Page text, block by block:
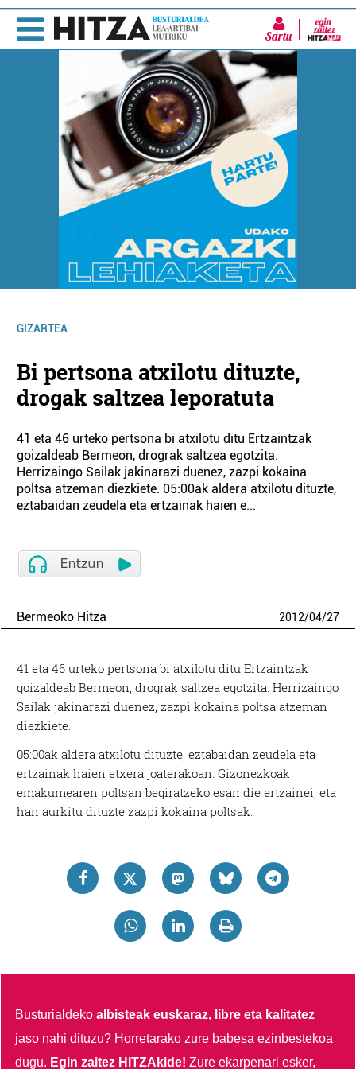
Sartu
GIZARTEA
Bi pertsona atxilotu dituzte,
drogak saltzea leporatuta
41 eta 46 urteko pertsona bi atxilotu ditu Ertzaintzak
goizaldeab Bermeon, drograk saltzea egotzita.
Herrizaingo Sailak jakinarazi duenez, zazpi kokaina
poltsa atzeman diezkiete. 05:00ak aldera atxilotu dituzte,
eztabaidan zeudela eta ertzainak haien e...
Bermeoko Hitza 2012/04/27
41 eta 46 urteko pertsona bi atxilotu ditu Ertzaintzak
goizaldeab Bermeon, drograk saltzea egotzita. Herrizaingo
Sailak jakinarazi duenez, zazpi kokaina poltsa atzeman
diezkiete.
05:00ak aldera atxilotu dituzte, eztabaidan zeudela eta
ertzainak haien etxera joaterakoan. Gizonezkoak
emakumearen poltsan begiratzeko esan die ertzainei, eta
han aurkitu dituzte zazpi kokaina poltsak.
Busturialdekoalbisteak euskaraz, libre eta kalitatez
jaso nahi dituzu? Horretarako zure babesa ezinbestekoa
dugu. Egin zaitez HITZAkide!Zure ekarpenari esker,